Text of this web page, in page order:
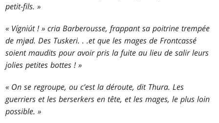
petit-fils. »
« Vígniút ! » cria Barberousse, frappant sa poitrine trempée
de mjød. Des Tuskeri. . .et que les mages de Frontcassé
soient maudits pour avoir pris la fuite au lieu de salir leurs
jolies petites bottes ! »
« On se regroupe, ou c’est la déroute, dit Thura. Les
guerriers et les berserkers en tête, et les mages, le plus loin
possible. »